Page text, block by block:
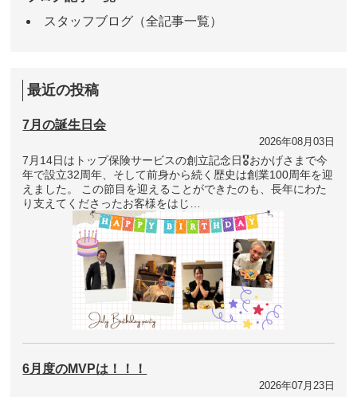
スタッフブログ（全記事一覧）
最近の投稿
7月の誕生日会
2026年08月03日
7月14日はトップ保険サービスの創立記念日🎖おかげさまで今
年で設立32周年、そして前身から続く歴史は創業100周年を迎
えました。 この節目を迎えることができたのも、長年にわた
り支えてくださったお客様をはじ…
6月度のMVPは！！！
2026年07月23日